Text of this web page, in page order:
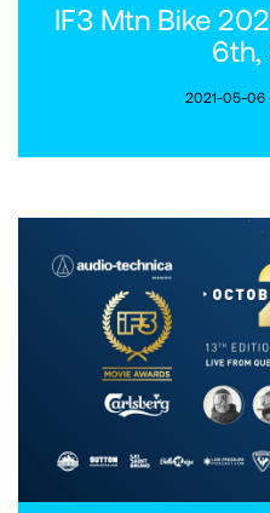
IF3 Mtn Bike
6th,
2021-05-06